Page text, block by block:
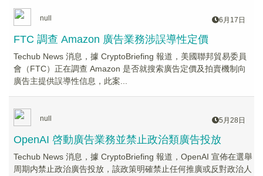
null 6月17日
FTC 調查 Amazon 廣告業務涉誤導性定價
Techub News 消息，據 CryptoBriefing 報道，美國聯邦貿易委員
會（FTC）正在調查 Amazon 是否就搜索廣告定價及拍賣機制向
廣告主提供誤導性信息，此案...
null 5月28日
OpenAI 啓動廣告業務並禁止政治類廣告投放
Techub News 消息，據 CryptoBriefing 報道，OpenAI 宣佈在選舉
周期内禁止政治廣告投放，該政策明確禁止任何推廣或反對政治人